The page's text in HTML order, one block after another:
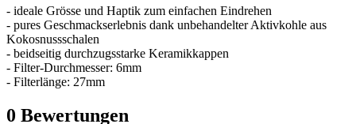
- ideale Grösse und Haptik zum einfachen Eindrehen
- pures Geschmackserlebnis dank unbehandelter Aktivkohle aus
Kokosnussschalen
- beidseitig durchzugsstarke Keramikkappen
- Filter-Durchmesser: 6mm
- Filterlänge: 27mm
0 Bewertungen